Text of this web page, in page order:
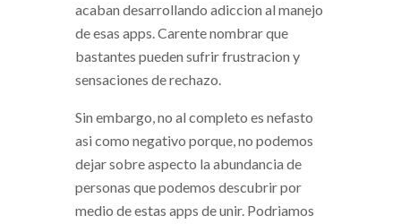
acaban desarrollando adiccion al manejo
de esas apps. Carente nombrar que
bastantes pueden sufrir frustracion y
sensaciones de rechazo.
Sin embargo, no al completo es nefasto
asi­ como negativo porque, no podemos
dejar sobre aspecto la abundancia de
personas que podemos descubrir por
medio de estas apps de unir. Podri­amos